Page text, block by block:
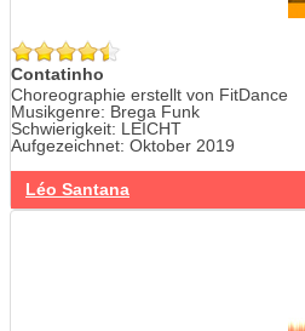
Contatinho
Choreographie erstellt von FitDance
Musikgenre: Brega Funk
Schwierigkeit: LEICHT
Aufgezeichnet: Oktober 2019
Léo Santana